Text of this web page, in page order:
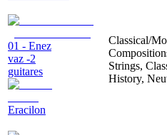
01 - Enez
vaz -2
guitares
Eracilon
Classical/
Strings,
History,